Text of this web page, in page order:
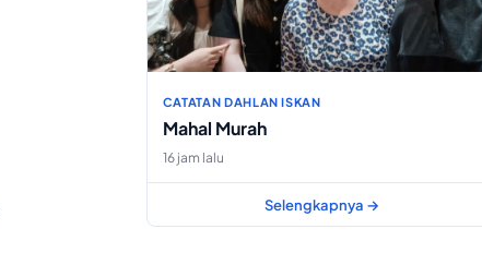
CATATAN DAHLAN ISKAN
Mahal Murah
16 jam lalu
Selengkapnya →